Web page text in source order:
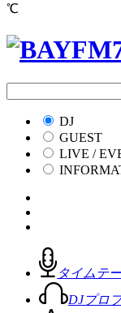
℃
DJ
GUEST
LIVE /
タイムテ
DJプロ